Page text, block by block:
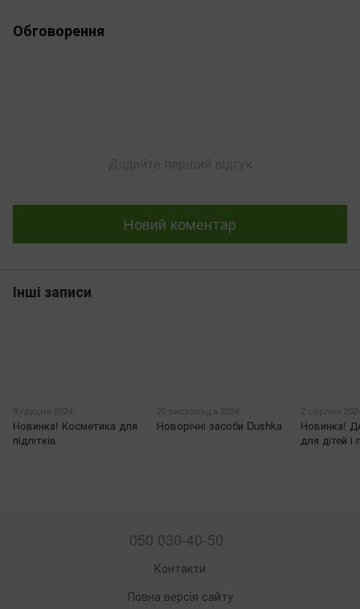
Обговорення
Новий коментар
Інші записи
9 грудня 2024
Новинка! Косметика для
підлітків
29 листопада 2024
Новорічні засоби Dushka
2 серпня
Новинка!
для дітей і
050 030-40-50
Контакти
Повна версія сайту